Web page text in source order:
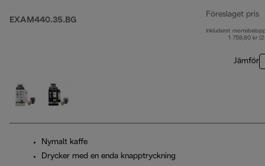
EXAM440.35.BG
Föreslaget pris
Inkluderat
1 759,80 kr
Jämför
Nymalt kaffe
Drycker med en enda knapptryckning